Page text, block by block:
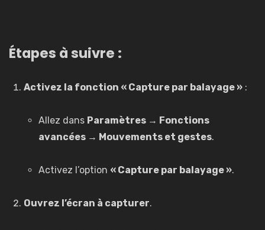
Étapes à suivre :
Activez la fonction « Capture par balayage » :
Allez dans Paramètres → Fonctions
avancées → Mouvements et gestes.
Activez l’option « Capture par balayage ».
Ouvrez l’écran à capturer.